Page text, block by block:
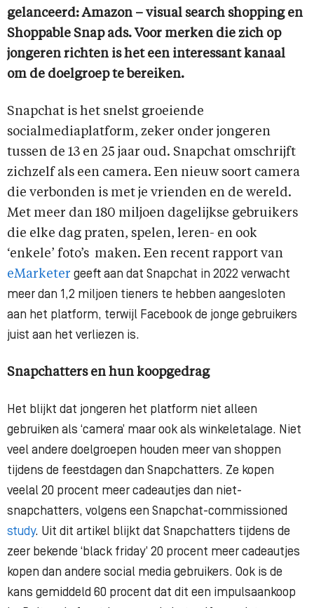
gelanceerd: Amazon – visual search shopping en
Shoppable Snap ads. Voor merken die zich op
jongeren richten is het een interessant kanaal
om de doelgroep te bereiken.
Snapchat is het snelst groeiende
socialmediaplatform, zeker onder jongeren
tussen de 13 en 25 jaar oud. Snapchat omschrijft
zichzelf als een camera. Een nieuw soort camera
die verbonden is met je vrienden en de wereld.
Met meer dan 180 miljoen dagelijkse gebruikers
die elke dag praten, spelen, leren- en ook
‘enkele’ foto’s maken. Een recent rapport van
eMarketer geeft aan dat Snapchat in 2022 verwacht
meer dan 1,2 miljoen tieners te hebben aangesloten
aan het platform, terwijl Facebook de jonge gebruikers
juist aan het verliezen is.
Snapchatters en hun koopgedrag
Het blijkt dat jongeren het platform niet alleen
gebruiken als ‘camera’ maar ook als winkeletalage. Niet
veel andere doelgroepen houden meer van shoppen
tijdens de feestdagen dan Snapchatters. Ze kopen
veelal 20 procent meer cadeautjes dan niet-
snapchatters, volgens een Snapchat-commissioned
study. Uit dit artikel blijkt dat Snapchatters tijdens de
zeer bekende ‘black friday’ 20 procent meer cadeautjes
kopen dan andere social media gebruikers. Ook is de
kans gemiddeld 60 procent dat dit een impulsaankoop